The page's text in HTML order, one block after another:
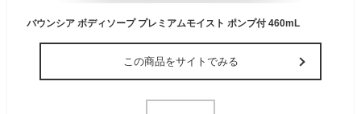
バウンシア ボディソープ プレミアムモイスト ポンプ付 460mL
この商品をサイトでみる